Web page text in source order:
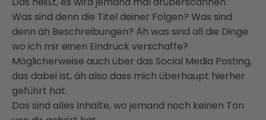
Was sind denn die Titel deiner Folgen? Was sind
denn äh Beschreibungen? Äh was sind all die Dinge
wo ich mir einen Eindruck verschaffe?
Möglicherweise auch über das Social Media Posting,
das dabei ist, äh also dass mich überhaupt hierher
geführt hat.
Das sind alles Inhalte, wo jemand noch keinen Ton